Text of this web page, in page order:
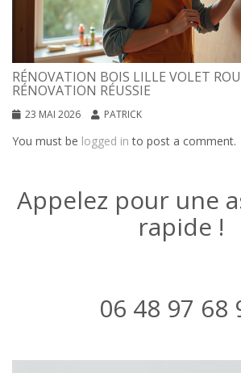
RÉNOVATION BOIS LILLE VOLET
RÉNOVATION RÉUSSIE
23 MAI 2026 PATRICK
You must be logged in to post a comment.
Appelez pour une
rapide !
06 48 97 68